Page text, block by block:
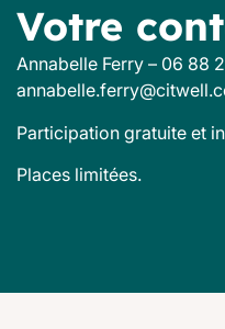
Votre
Annabelle Ferry – 06 88
Participation gratuite et
Places limitées.